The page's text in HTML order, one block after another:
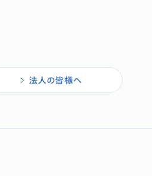
法人の皆様へ